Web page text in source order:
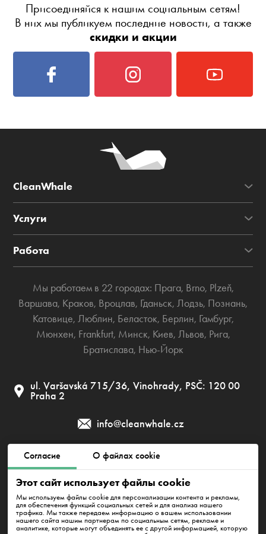
Согласие О файлах cookie
Этот сайт использует файлы cookie
Мы используем файлы cookie для персонализации контента и рекламы,
для обеспечения функций социальных сетей и для анализа нашего
трафика. Мы также передаем информацию о вашем использовании
нашего сайта нашим партнерам по социальным сетям, рекламе и
аналитике, которые могут объединять ее с другой информацией, которую
Присоединяйся к нашим социальным сетям!
В них мы публикуем последние новости, а также
скидки и акции
CleanWhale
Услуги
Работа
Мы работаем в 22 городах: Прага, Brno, Plzeň,
Варшава, Краков, Вроцлав, Гданьск, Лодзь, Познань,
Катовице, Люблин, Беласток, Берлин, Гамбург,
Мюнхен, Frankfurt, Минск, Киев, Львов, Рига,
Братислава, Нью-Йорк
ul. Varšavská 715/36, Vinohrady, PSČ: 120 00
Praha 2
info@cleanwhale.cz
Публичный договор
Политика использования файлов cookie